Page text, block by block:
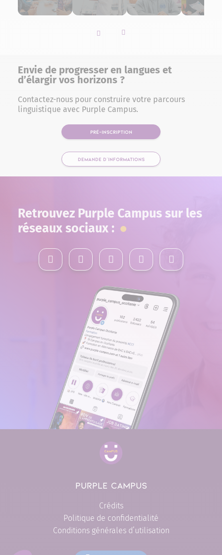
Slider vers la gauche
Slider vers la droite
Envie de progresser en langues et
d’élargir vos horizons ?
Contactez-nous pour construire votre parcours
linguistique avec Purple Campus.
PRÉ-INSCRIPTION
DEMANDE D'INFORMATIONS
Retrouvez Purple Campus sur les
réseaux sociaux :
PURPLE CAMPUS
Crédits
Politique de confidentialité
Conditions générales d’utilisation